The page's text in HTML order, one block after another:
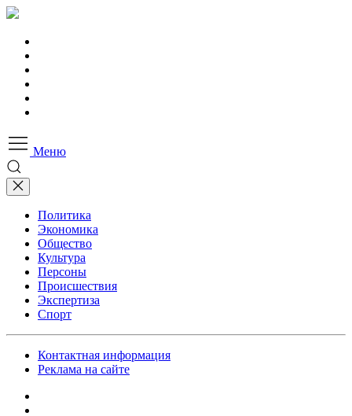
Меню
Политика
Экономика
Общество
Культура
Персоны
Происшествия
Экспертиза
Спорт
Контактная информация
Реклама на сайте